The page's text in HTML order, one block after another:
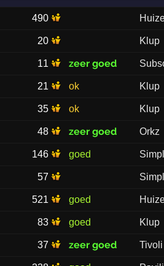
490
20 Klup
11 zeer goed
21 ok Klup
35 ok Klup
48 zeer goed Orkz
146 goed
57
521 goed
83 goed Klup
37 zeer goed